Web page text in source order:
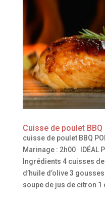
Cuisse de poulet BBQ
cuisse de poulet BBQ
Marinage : 2h00 IDÉAL
Ingrédients 4 cuisses
d’huile d’olive 3
soupe de jus de citron 1